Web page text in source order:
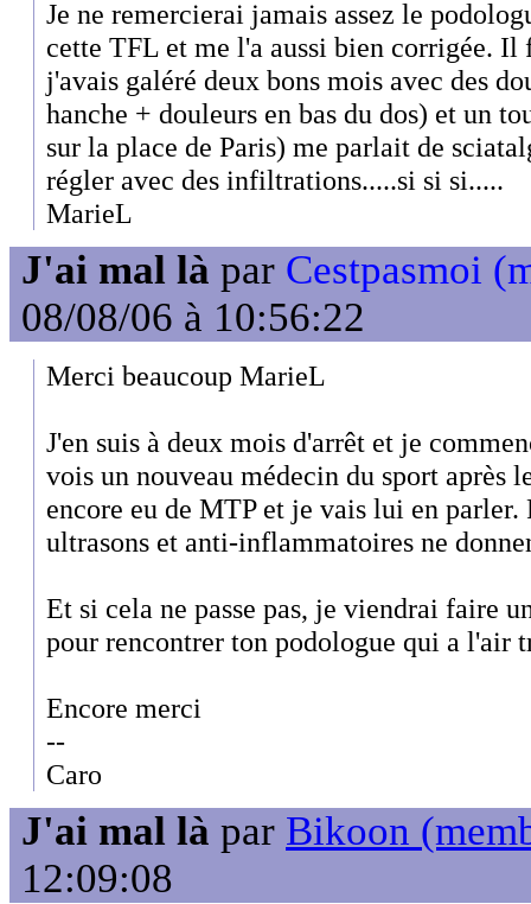
Je ne remercierai jamais assez le
cette TFL et me l'a aussi bien corrigée. Il
j'avais galéré deux bons mois avec des
hanche + douleurs en bas du dos) et un
sur la place de Paris) me parlait de
régler avec des infiltrations.....si si si.....
MarieL
J'ai mal là par Cestpasmoi
08/08/06 à 10:56:22
Merci beaucoup MarieL
J'en suis à deux mois d'arrêt et je
vois un nouveau médecin du sport après
encore eu de MTP et je vais lui en parler.
ultrasons et anti-inflammatoires ne
Et si cela ne passe pas, je viendrai faire
pour rencontrer ton podologue qui a l'air
Encore merci
--
Caro
J'ai mal là par Bikoon
12:09:08